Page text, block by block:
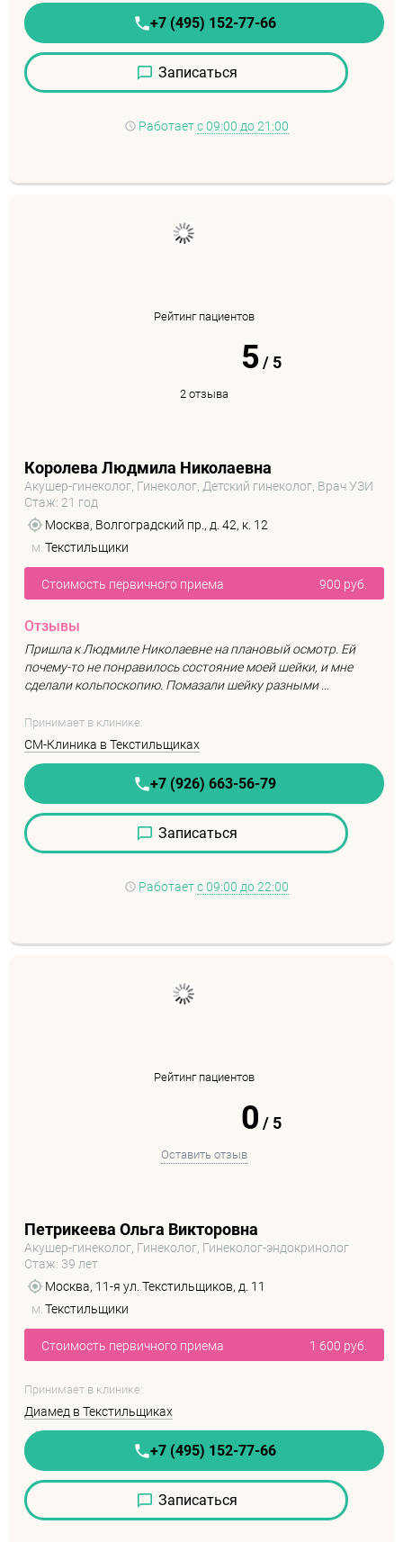
+7 (495) 152-77-66
Записаться
Работает с 09:00 до 21:00
Рейтинг пациентов
5/5
2 отзыва
Королева Людмила Николаевна
Акушер-гинеколог, Гинеколог, Детский гинеколог, Врач УЗИ
Стаж: 21 год
Москва, Волгоградский пр., д. 42, к. 12
м. Текстильщики
Стоимость первичного приема 900 руб.
Отзывы
Пришла к Людмиле Николаевне на плановый осмотр. Ей
почему-то не понравилось состояние моей шейки, и мне
сделали кольпоскопию. Помазали шейку разными ...
Принимает в клинике:
СМ-Клиника в Текстильщиках
+7 (926) 663-56-79
Записаться
Работает с 09:00 до 22:00
Рейтинг пациентов
0 /5
Оставить отзыв
Петрикеева Ольга Викторовна
Акушер-гинеколог, Гинеколог, Гинеколог-эндокринолог
Стаж: 39 лет
Москва, 11-я ул. Текстильщиков, д. 11
м. Текстильщики
Стоимость первичного приема 1 600 руб.
Принимает в клинике:
Диамед в Текстильщиках
+7 (495) 152-77-66
Записаться